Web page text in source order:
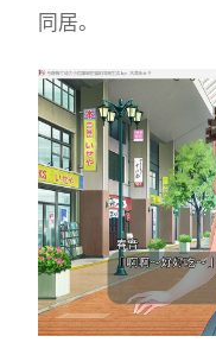
同居。